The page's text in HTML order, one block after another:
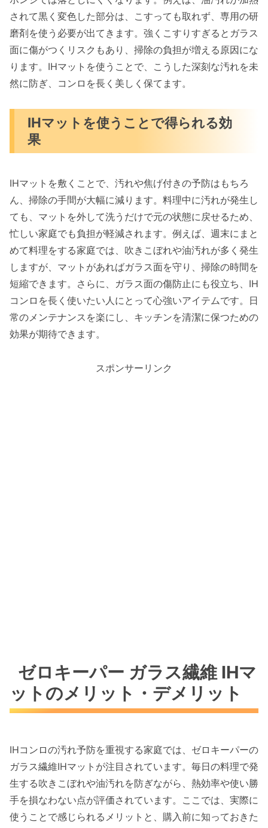
されて黒く変色した部分は、こすっても取れず、専用の研
磨剤を使う必要が出てきます。強くこすりすぎるとガラス
面に傷がつくリスクもあり、掃除の負担が増える原因にな
ります。IHマットを使うことで、こうした深刻な汚れを未
然に防ぎ、コンロを長く美しく保てます。
IHマットを使うことで得られる効
果
IHマットを敷くことで、汚れや焦げ付きの予防はもちろ
ん、掃除の手間が大幅に減ります。料理中に汚れが発生し
ても、マットを外して洗うだけで元の状態に戻せるため、
忙しい家庭でも負担が軽減されます。例えば、週末にまと
めて料理をする家庭では、吹きこぼれや油汚れが多く発生
しますが、マットがあればガラス面を守り、掃除の時間を
短縮できます。さらに、ガラス面の傷防止にも役立ち、IH
コンロを長く使いたい人にとって心強いアイテムです。日
常のメンテナンスを楽にし、キッチンを清潔に保つための
効果が期待できます。
スポンサーリンク
ゼロキーパー ガラス繊維 IHマ
ットのメリット・デメリット
IHコンロの汚れ予防を重視する家庭では、ゼロキーパーの
ガラス繊維IHマットが注目されています。毎日の料理で発
生する吹きこぼれや油汚れを防ぎながら、熱効率や使い勝
手を損なわない点が評価されています。ここでは、実際に
使うことで感じられるメリットと、購入前に知っておきた